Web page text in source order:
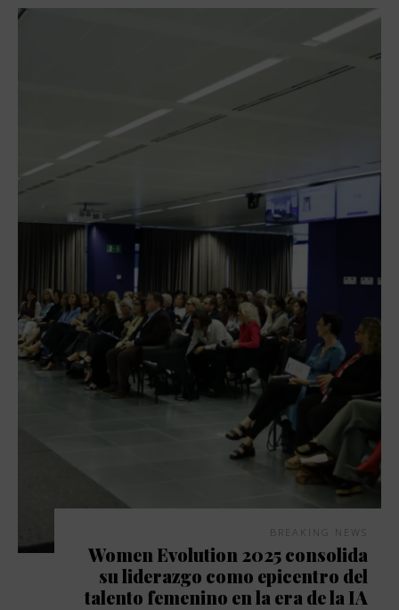
BREAKING NEWS
Women Evolution 2025 consolida
su liderazgo como epicentro del
talento femenino en la era de la IA